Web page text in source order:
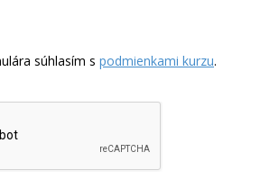
súhlasím s podmienkami kurzu.